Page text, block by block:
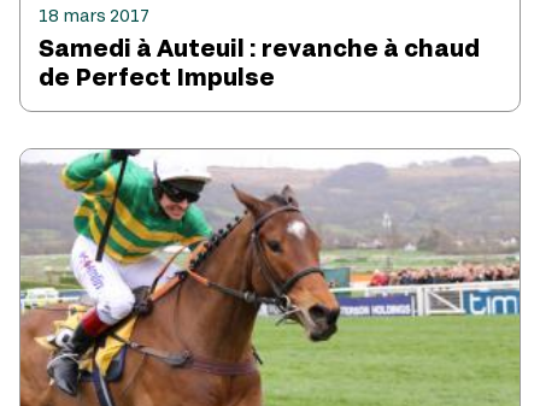
18 mars 2017
Samedi à Auteuil : revanche à chaud
de Perfect Impulse